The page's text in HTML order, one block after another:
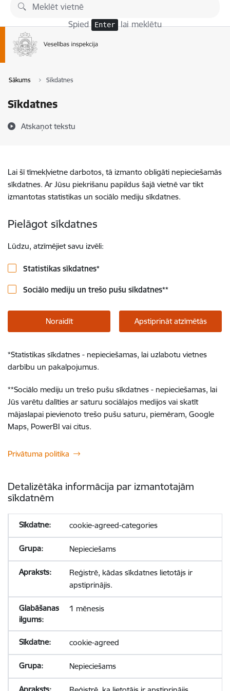
Pāriet uz lapas saturu
Spied Enter lai meklētu
Sākums Sīkdatnes
Sīkdatnes
Atskaņot tekstu
Lai šī tīmekļvietne darbotos, tā izmanto obligāti nepieciešamās
sīkdatnes. Ar Jūsu piekrišanu papildus šajā vietnē var tikt
izmantotas statistikas un sociālo mediju sīkdatnes.
Pielāgot sīkdatnes
Lūdzu, atzīmējiet savu izvēli:
Statistikas sīkdatnes*
Sociālo mediju un trešo pušu sīkdatnes**
Noraidīt Apstiprināt atzīmētās
*Statistikas sīkdatnes - nepieciešamas, lai uzlabotu vietnes
darbību un pakalpojumus.
**Sociālo mediju un trešo pušu sīkdatnes - nepieciešamas, lai
Jūs varētu dalīties ar saturu sociālajos medijos vai skatīt
mājaslapai pievienoto trešo pušu saturu, piemēram, Google
Maps, PowerBI vai citus.
Privātuma politika
Detalizētāka informācija par izmantotajām
sīkdatnēm
cookie-agreed-categories
Nepieciešams
Reģistrē, kādas sīkdatnes lietotājs ir
apstiprinājis.
1 mēnesis
cookie-agreed
Nepieciešams